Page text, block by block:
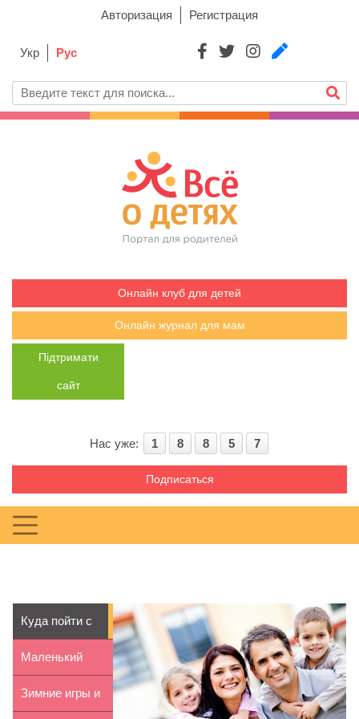
Авторизация Регистрация
Укр Рус
Онлайн клуб для детей
Онлайн журнал для мам
Підтримати
сайт
Нас уже: 1 8 8 5 7
Подписаться
Куда пойти с
ребенком в
Киеве
Маленький
ребенок в
Зимние игры и